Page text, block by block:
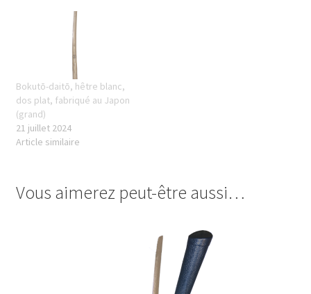
Bokutō-daitō, hêtre blanc,
dos plat, fabriqué au Japon
(grand)
21 juillet 2024
Article similaire
Vous aimerez peut-être aussi…